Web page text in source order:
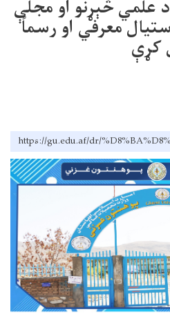
علمي څېړنو او مجلې
معرفي او رسماً
کړې
https://gu.edu.af/dr/